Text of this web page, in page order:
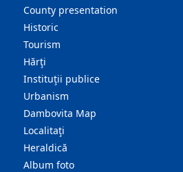
County presentation
Historic
Tourism
Hărţi
Instituţii publice
Urbanism
Dambovita Map
Localitaţi
Heraldică
Album foto